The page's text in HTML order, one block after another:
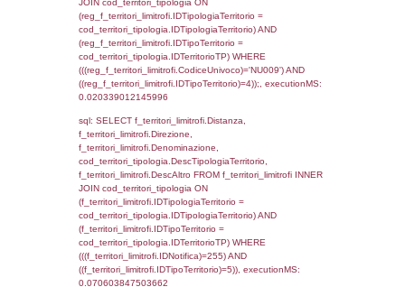
0.00042414665222168
sql: SELECT el_regioni.Regione,
el_comuni.Comune,
f_confini INNER JOIN ((el_comuni INNER
ON el_comuni.IstProvincia =
INNER JOIN el_regioni ON
el_regioni.IstRegione) ON
el_comuni.IstComune WHERE
(((f_confini.IDNotifica)=255));, executionMS:
0.0004880428314209
sql: SELECT
SEPARATOR '; ') AS DescAltro,